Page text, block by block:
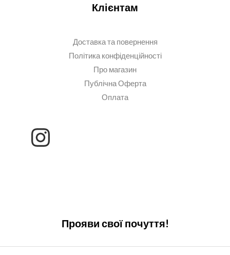
Клієнтам
Доставка та повернення
Політика конфіденційності
Про магазин
Публічна Оферта
Оплата
Прояви свої почуття!